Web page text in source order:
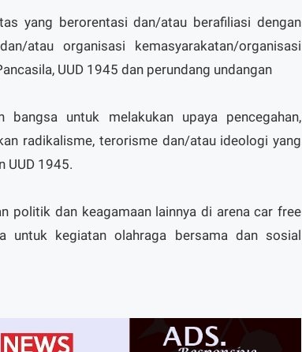
yang berorentasi dan/atau berafiliasi dengan
atau organisasi kemasyarakatan/organisasi
UUD 1945 dan perundang undangan
bangsa untuk melakukan upaya pencegahan,
radikalisme, terorisme dan/atau ideologi yang
UUD 1945.
politik dan keagamaan lainnya di arena car free
untuk kegiatan olahraga bersama dan sosial